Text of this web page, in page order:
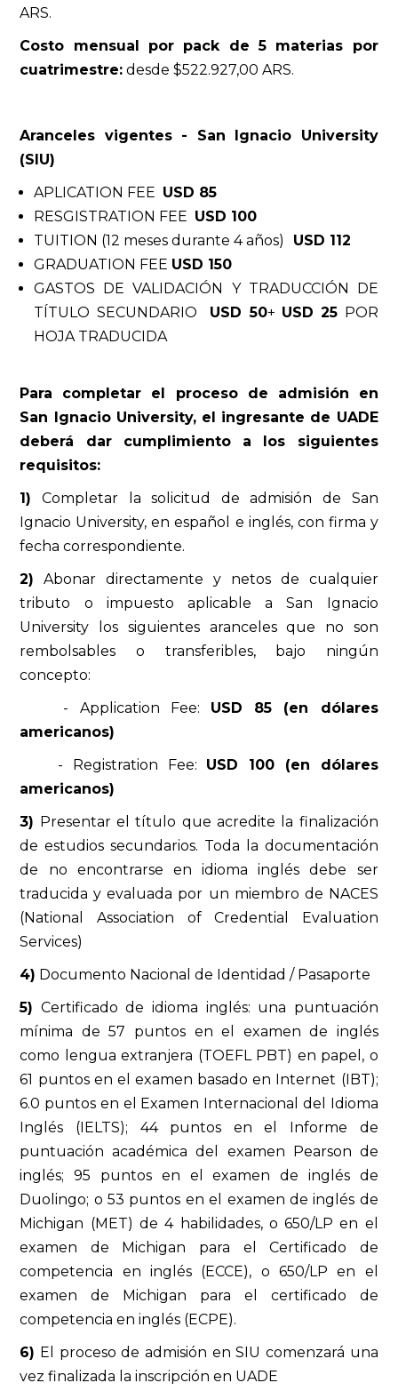
ARS.
Costo mensual por pack de 5 materias por
cuatrimestre: desde $522.927,00 ARS.
Aranceles vigentes - San Ignacio University
(SIU)
APLICATION FEE USD 85
RESGISTRATION FEE USD 100
TUITION (12 meses durante 4 años)
USD 112
GRADUATION FEE USD 150
GASTOS DE VALIDACIÓN Y TRADUCCIÓN DE
TÍTULO SECUNDARIO USD 50+ USD 25 POR
HOJA TRADUCIDA
Para completar el proceso de admisión en
San Ignacio University, el ingresante de UADE
deberá dar cumplimiento a los siguientes
requisitos:
1) Completar la solicitud de admisión de San
Ignacio University, en español e inglés, con firma y
fecha correspondiente.
2) Abonar directamente y netos de cualquier
tributo o impuesto aplicable a San Ignacio
University los siguientes aranceles que no son
rembolsables o transferibles, bajo ningún
concepto:
- Application Fee: USD 85 (en dólares
americanos)
- Registration Fee: USD 100 (en dólares
americanos)
3) Presentar el título que acredite la finalización
de estudios secundarios. Toda la documentación
de no encontrarse en idioma inglés debe ser
traducida y evaluada por un miembro de NACES
(National Association of Credential Evaluation
Services)
4) Documento Nacional de Identidad / Pasaporte
5) Certificado de idioma inglés: una puntuación
mínima de 57 puntos en el examen de inglés
como lengua extranjera (TOEFL PBT) en papel, o
61 puntos en el examen basado en Internet (IBT);
6.0 puntos en el Examen Internacional del Idioma
Inglés (IELTS); 44 puntos en el Informe de
puntuación académica del examen Pearson de
inglés; 95 puntos en el examen de inglés de
Duolingo; o 53 puntos en el examen de inglés de
Michigan (MET) de 4 habilidades, o 650/LP en el
examen de Michigan para el Certificado de
competencia en inglés (ECCE), o 650/LP en el
examen de Michigan para el certificado de
competencia en inglés (ECPE).
6) El proceso de admisión en SIU comenzará una
vez finalizada la inscripción en UADE